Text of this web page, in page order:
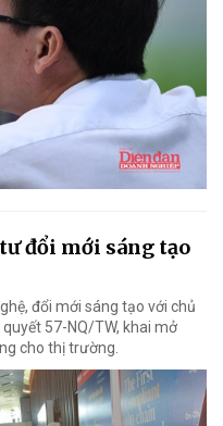
đổi mới sáng tạo
đổi mới sáng tạo với chủ
57-NQ/TW, khai mở
cho thị trường.